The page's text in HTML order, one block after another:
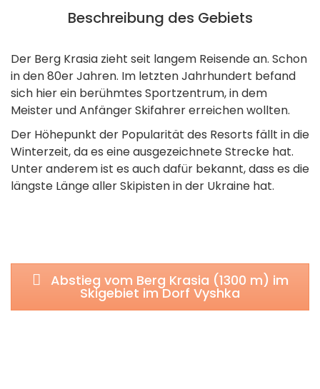
Beschreibung des Gebiets
Der Berg Krasia zieht seit langem Reisende an. Schon
in den 80er Jahren. Im letzten Jahrhundert befand
sich hier ein berühmtes Sportzentrum, in dem
Meister und Anfänger Skifahrer erreichen wollten.
Der Höhepunkt der Popularität des Resorts fällt in die
Winterzeit, da es eine ausgezeichnete Strecke hat.
Unter anderem ist es auch dafür bekannt, dass es die
längste Länge aller Skipisten in der Ukraine hat.
Abstieg vom Berg Krasia (1300 m) im
Skigebiet im Dorf Vyshka